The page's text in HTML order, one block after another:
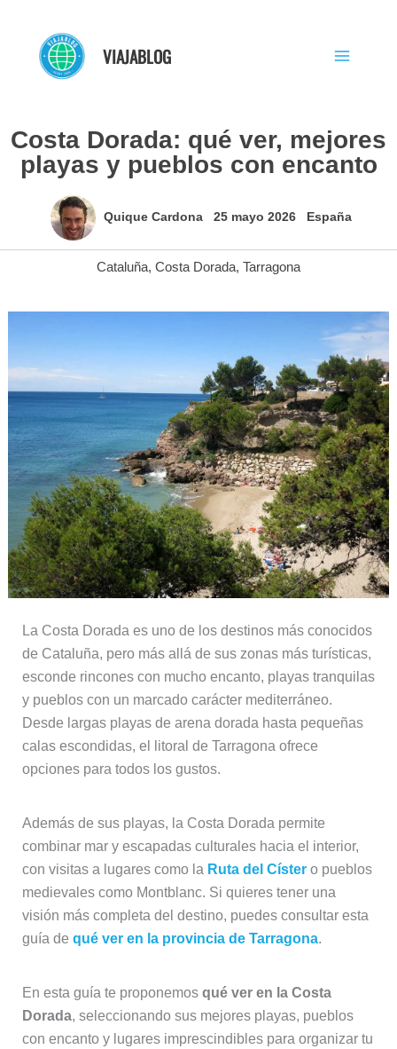
contenido
VIAJABLOG
Costa Dorada: qué ver, mejores
playas y pueblos con encanto
Quique Cardona 25 mayo 2026 España
Cataluña, Costa Dorada, Tarragona
La Costa Dorada es uno de los destinos más conocidos
de Cataluña, pero más allá de sus zonas más turísticas,
esconde rincones con mucho encanto, playas tranquilas
y pueblos con un marcado carácter mediterráneo.
Desde largas playas de arena dorada hasta pequeñas
calas escondidas, el litoral de Tarragona ofrece
opciones para todos los gustos.
Además de sus playas, la Costa Dorada permite
combinar mar y escapadas culturales hacia el interior,
con visitas a lugares como la Ruta del Cístero pueblos
medievales como Montblanc. Si quieres tener una
visión más completa del destino, puedes consultar esta
guía de qué ver en la provincia de Tarragona.
En esta guía te proponemos qué ver en la Costa
Dorada, seleccionando sus mejores playas, pueblos
con encanto y lugares imprescindibles para organizar tu